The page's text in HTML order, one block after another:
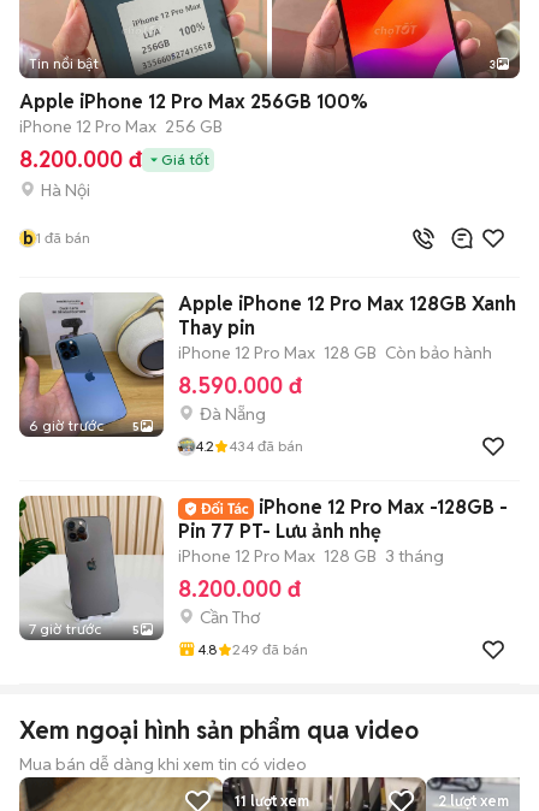
Tin nổi bật 3
Apple iPhone 12 Pro Max 256GB 100%
iPhone 12 Pro Max 256 GB
8.200.000 đ Giá tốt
Hà Nội
b1 đã bán
6 giờ trước 5
Apple iPhone 12 Pro Max 128GB Xanh
Thay pin
iPhone 12 Pro Max 128 GB Còn bảo hành
8.590.000 đ
Đà Nẵng
4.2 434 đã bán
7 giờ trước 5
iPhone 12 Pro Max -128GB -
Pin 77 PT- Lưu ảnh nhẹ
iPhone 12 Pro Max 128 GB 3 tháng
8.200.000 đ
Cần Thơ
4.8 249 đã bán
Xem ngoại hình sản phẩm qua video
Mua bán dễ dàng khi xem tin có video
11 lượt xem 2lượt xem